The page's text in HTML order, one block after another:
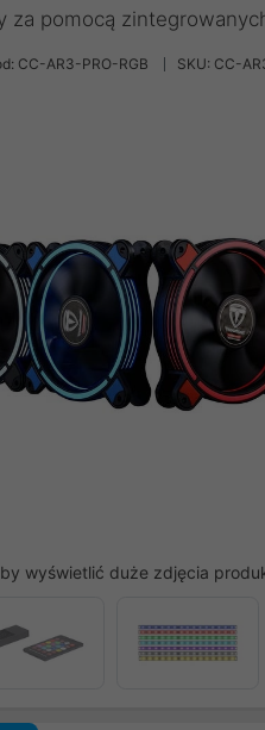
za pomocą
CC-AR3-PRO-RGB SKU: CC-
wyświetlić duże zdjęcia